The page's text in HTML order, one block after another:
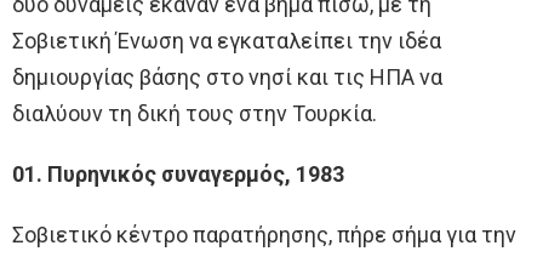
Σοβιετική Ένωση να εγκαταλείπει την ιδέα
δημιουργίας βάσης στο νησί και τις ΗΠΑ να
διαλύουν τη δική τους στην Τουρκία.
01. Πυρηνικός συναγερμός, 1983
Σοβιετικό κέντρο παρατήρησης, πήρε σήμα για την